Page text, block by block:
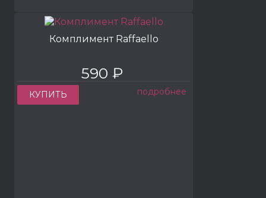
Комплимент Raffaello
590 ₽
КУПИТЬ подробнее